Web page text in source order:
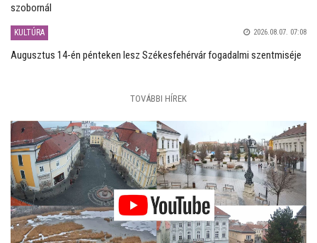
szobornál
KULTÚRA 2026.08.07. 07:08
Augusztus 14-én pénteken lesz Székesfehérvár fogadalmi szentmiséje
TOVÁBBI HÍREK